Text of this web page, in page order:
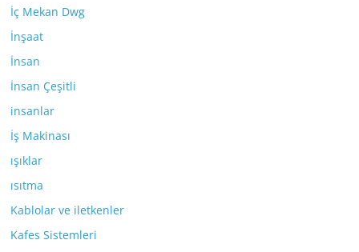
İç Mekan Dwg
İnşaat
İnsan
İnsan Çeşitli
insanlar
İş Makinası
ışıklar
ısıtma
Kablolar ve iletkenler
Kafes Sistemleri